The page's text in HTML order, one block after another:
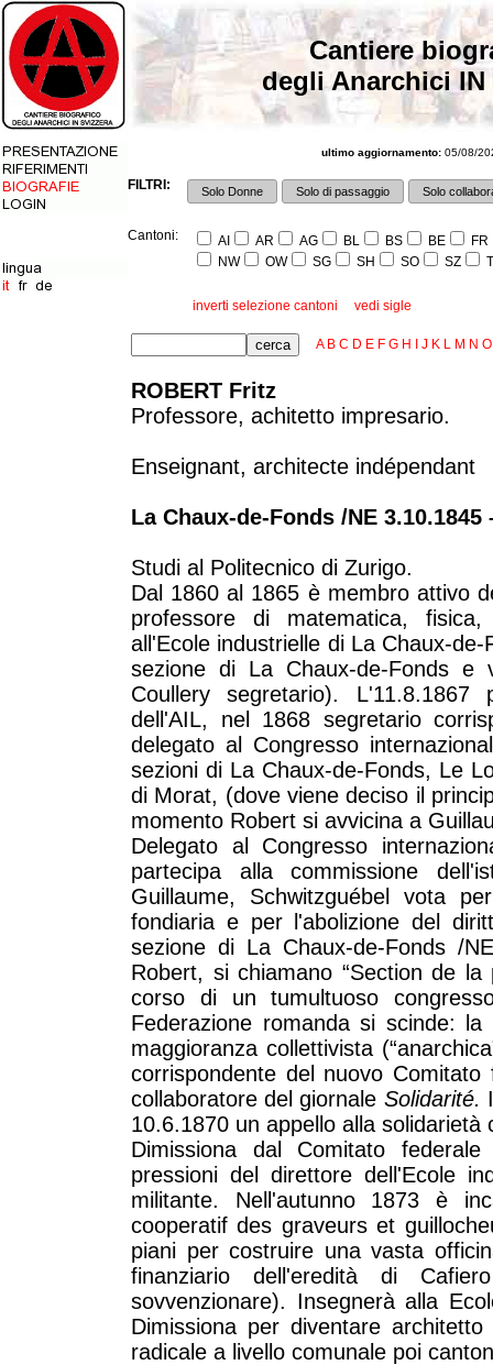
Cantiere
degli Anarchici IN
ultimo aggiornamento: 05/08/
FILTRI: Solo Donne Solo di passaggio Solo
Cantoni: AI AR AG BL BS BE
FR
NW
OW SG SH SO SZ
inverti selezione cantoni vedi sigle
A B C D E F G H J K L M N O
ROBERT Fritz
Professore, achitetto impresario.
Enseignant, architecte indépendant
La Chaux-de-Fonds /NE
Studi al Politecnico di Zurigo.
Dal 1860 al 1865 è membro attivo
professore di matematica,
all'Ecole industrielle di La Chaux-
sezione di La Chaux-de-Fonds e
Coullery segretario). L'11.8.1867
dell'AIL, nel 1868 segretario
delegato al Congresso
sezioni di La Chaux-de-Fonds, Le
di Morat, (dove viene deciso il
momento Robert si avvicina a
Delegato al Congresso
partecipa alla commissione
Guillaume, Schwitzguébel vota
fondiaria e per l'abolizione del
sezione di La Chaux-de-Fonds /
Robert, si chiamano “Section de
corso di un tumultuoso
Federazione romanda si scinde:
maggioranza collettivista
corrispondente del nuovo
collaboratore del giornale Solidarité.
10.6.1870 un appello alla solidarietà
Dimissiona dal Comitato
pressioni del direttore dell'Ecole
militante. Nell'autunno 1873 è
cooperatif des graveurs et
piani per costruire una vasta
finanziario dell'eredità di
sovvenzionare). Insegnerà alla
Dimissiona per diventare
radicale a livello comunale poi